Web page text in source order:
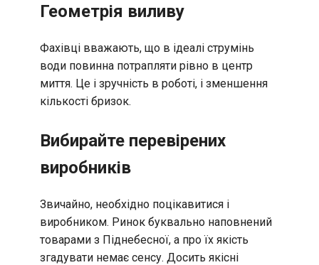
Геометрія виливу
Фахівці вважають, що в ідеалі струмінь
води повинна потрапляти рівно в центр
миття. Це і зручність в роботі, і зменшення
кількості бризок.
Вибирайте перевірених
виробників
Звичайно, необхідно поцікавитися і
виробником. Ринок буквально наповнений
товарами з Піднебесної, а про їх якість
згадувати немає сенсу. Досить якісні